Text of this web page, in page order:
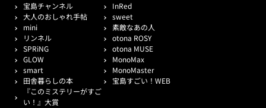
宝島チャンネル
InRed
大人のおしゃれ手帖
sweet
mini
素敵なあの人
リンネル
otona ROSY
SPRiNG
otona MUSE
GLOW
MonoMax
smart
MonoMaster
田舎暮らしの本
宝島すごい！WEB
『このミステリーがすご
い！』大賞